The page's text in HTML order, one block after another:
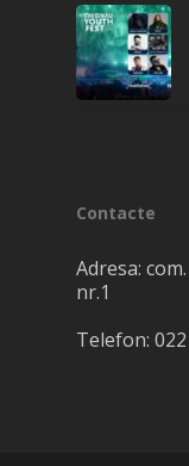
Contacte
Adresa:
nr.1
Telefon: